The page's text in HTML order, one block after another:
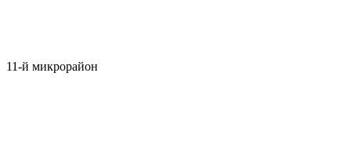
11-й микрорайон